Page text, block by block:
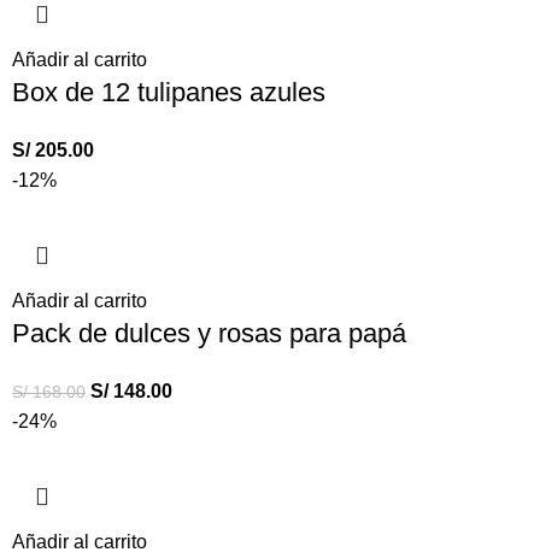
Añadir al carrito
Box de 12 tulipanes azules
S/205.00
-12%
Añadir al carrito
Pack de dulces y rosas para papá
S/168.00 S/148.00
-24%
Añadir al carrito